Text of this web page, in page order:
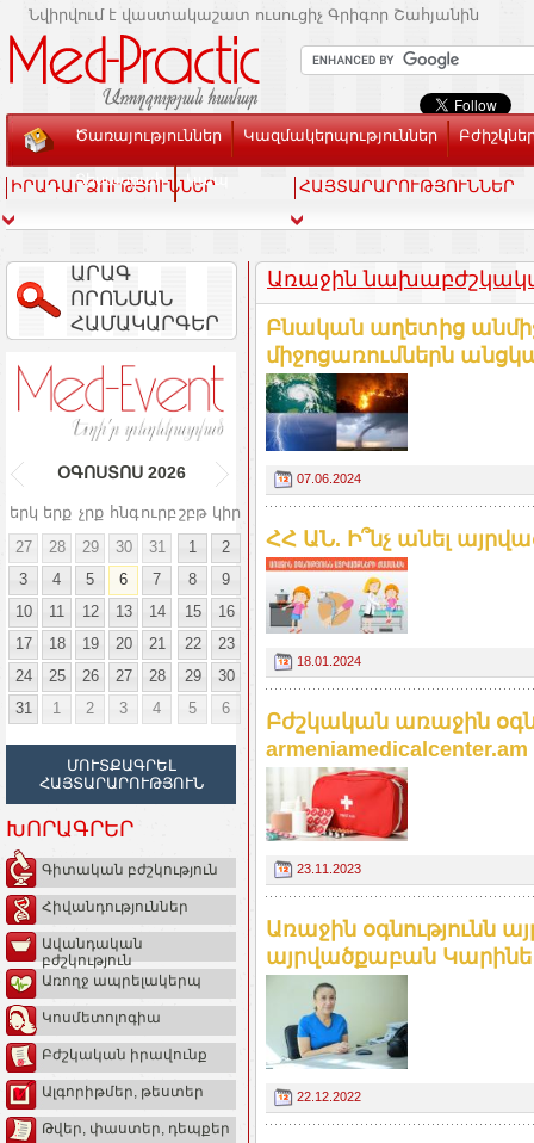
Նվիրվում է վաստակաշատ ուսուցիչ Գրիգոր Շահյանին
Ծառայություններ Կազմակերպություններ
Տեսասրահ Կապ
ԻՐԱԴԱՐՁՈՒԹՅՈՒՆՆԵՐ ՀԱՅՏԱՐԱՐՈՒԹՅՈՒՆՆԵՐ
ԱՐԱԳ
ՈՐՈՆՄԱՆ
ՀԱՄԱԿԱՐԳԵՐ
ՕԳՈՍՏՈՍ 2026
երկ երք չրք հնգուրբ շբթ կիր
27
28 29 30 31 1
2
3
4 5 6 7 8
9
10
11 12 13 14 15
16
17
18 19 20 21 22
23
24
25 26 27 28 29
30
31
1 2 3 4 5 6
ՄՈՒՏՔԱԳՐԵԼ
ՀԱՅՏԱՐԱՐՈՒԹՅՈՒՆ
ԽՈՐԱԳՐԵՐ
Գիտական բժշկություն
Հիվանդություններ
Ավանդական
բժշկություն
Առողջ ապրելակերպ
Կոսմետոլոգիա
Բժշկական իրավունք
Ալգորիթմեր, թեստեր
Թվեր, փաստեր, դեպքեր
Առաջին
Բնական աղետից
միջոցառումներն
07.06.2024
ՀՀ ԱՆ. Ի՞նչ անել
18.01.2024
Բժշկական առաջին
armeniamedicalcenter.am
23.11.2023
Առաջին օգնությունն
այրվածքաբան
22.12.2022